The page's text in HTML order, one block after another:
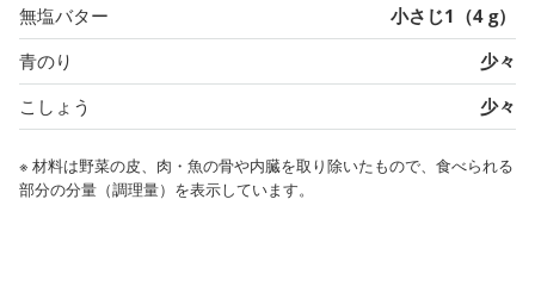
無塩バター
小さじ1（4 g）
青のり
少々
こしょう
少々
※ 材料は野菜の皮、肉・魚の骨や内臓を取り除いたもので、食べられる
部分の分量（調理量）を表示しています。